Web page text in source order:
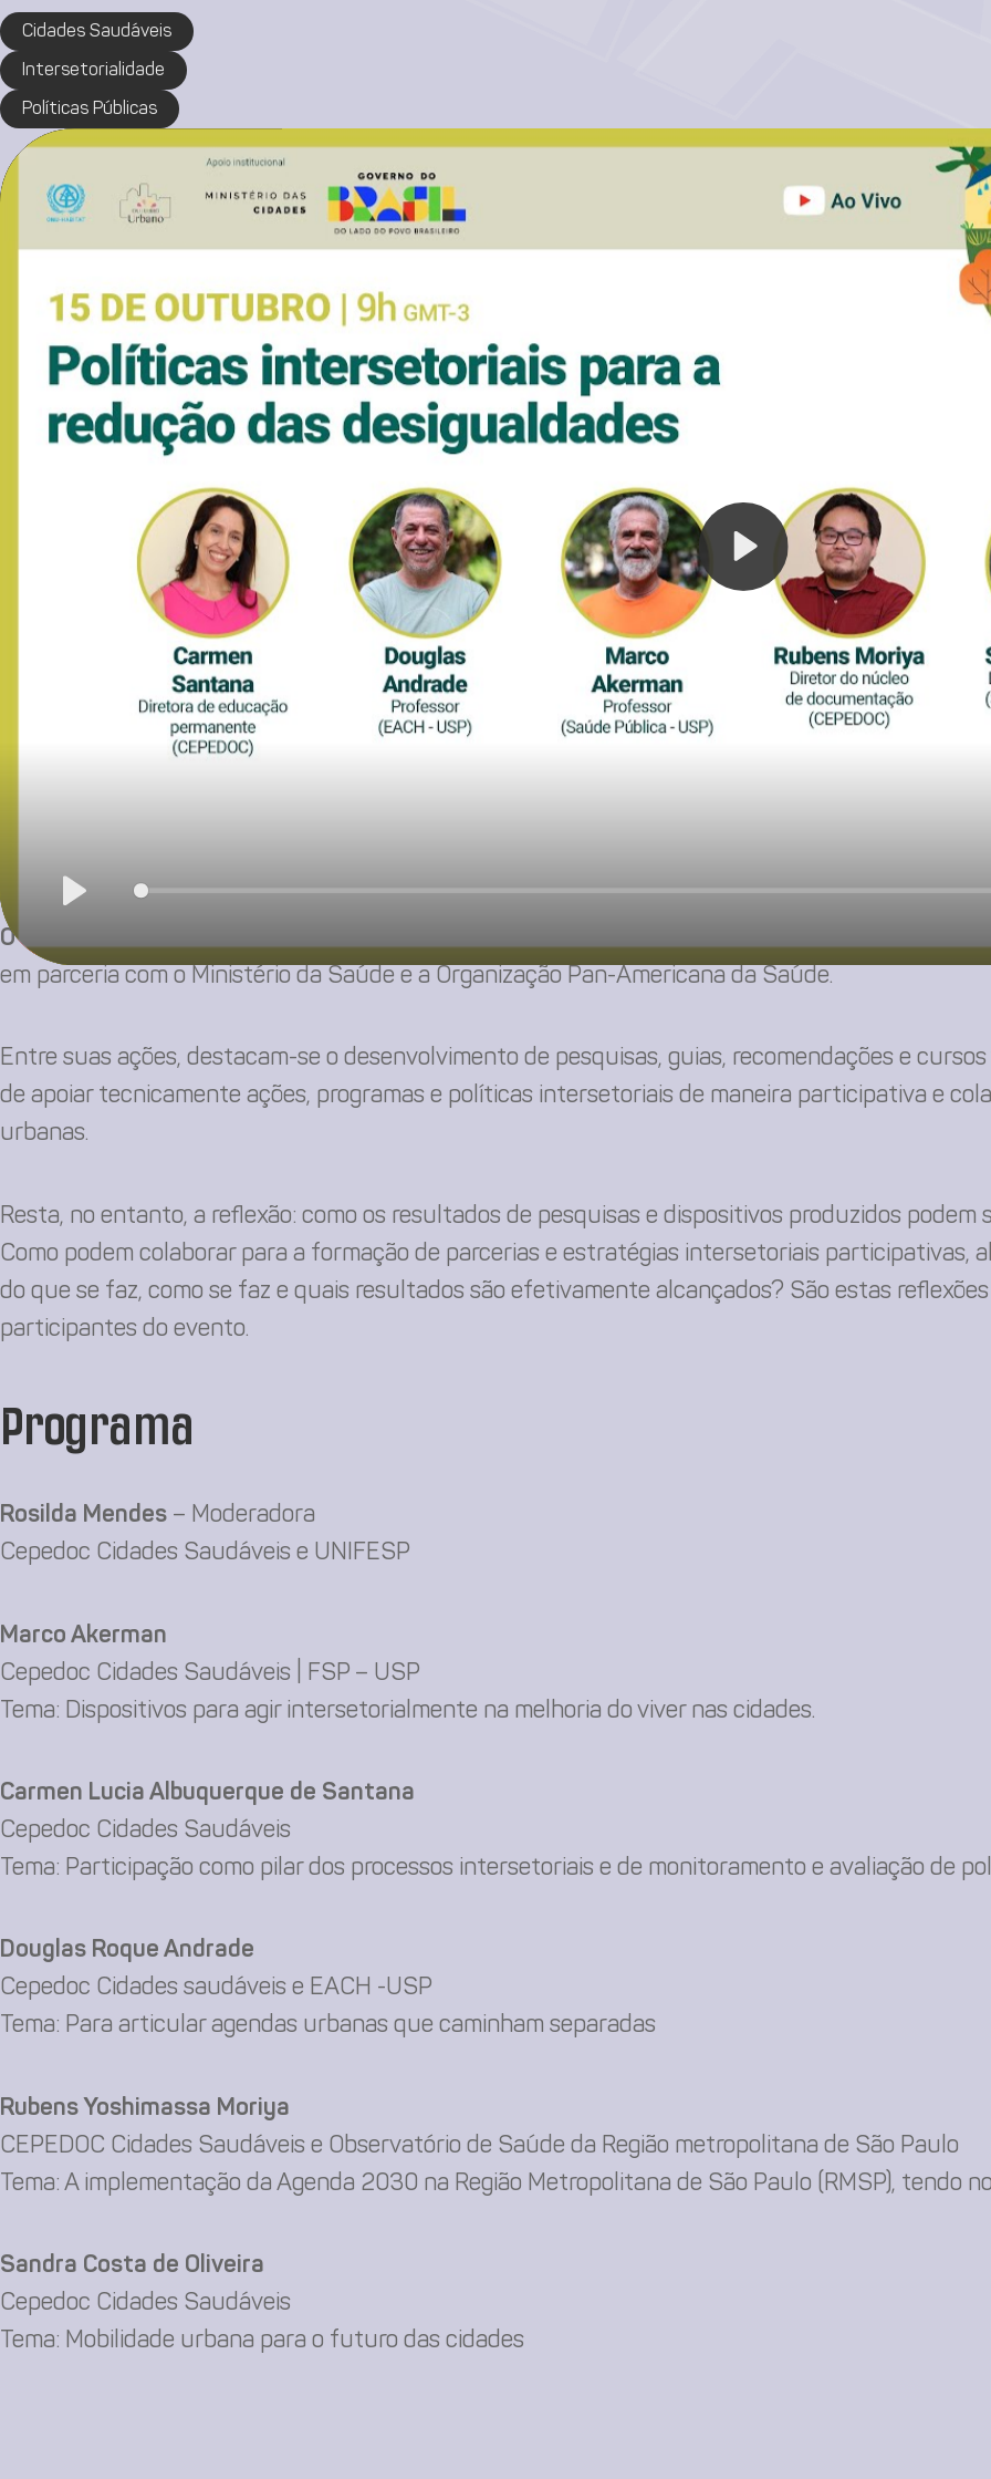
Cidades Saudáveis
Intersetorialidade
Políticas Públicas
Play
Essa articulação é fundamental para a construção de caminhos possíveis de forma
objetivo de promover soluções compartilhadas e integradas, alinhadas aos nossos sonhos de
O CEPEDOC – Cidades Saudáveis, Centro Colaborador da Organização Mundial da Saúde
,
em parceria com o Ministério da Saúde e a Organização Pan-Americana da Saúde.
Entre suas ações, destacam-se o desenvolvimento de pesquisas, guias, recomendações e
de apoiar tecnicamente ações, programas e políticas intersetoriais de maneira participativa e
urbanas.
Resta, no entanto, a reflexão: como os resultados de pesquisas e dispositivos produzidos
Como podem colaborar para a formação de parcerias e estratégias intersetoriais participativas,
do que se faz, como se faz e quais resultados são efetivamente alcançados? São estas
participantes do evento.
Programa
Rosilda Mendes – Moderadora
Cepedoc Cidades Saudáveis e UNIFESP
Marco Akerman
Cepedoc Cidades Saudáveis | FSP – USP
Tema: Dispositivos para agir intersetorialmente na melhoria do viver nas cidades.
Carmen Lucia Albuquerque de Santana
Cepedoc Cidades Saudáveis
Tema: Participação como pilar dos processos intersetoriais e de monitoramento e avaliação de
Douglas Roque Andrade
Cepedoc Cidades saudáveis e EACH -USP
Tema: Para articular agendas urbanas que caminham separadas
Rubens Yoshimassa Moriya
CEPEDOC Cidades Saudáveis e Observatório de Saúde da Região metropolitana de São Paulo
Tema: A implementação da Agenda 2030 na Região Metropolitana de São Paulo (RMSP), tendo
Sandra Costa de Oliveira
Cepedoc Cidades Saudáveis
Tema: Mobilidade urbana para o futuro das cidades